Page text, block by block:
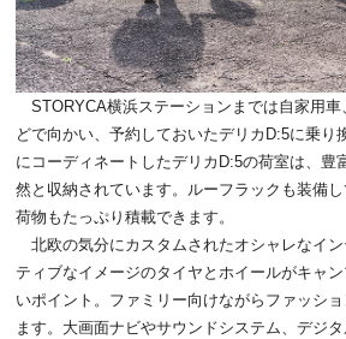
STORYCA横浜ステーションまでは自家用車
どで向かい、予約しておいたデリカD:5に乗り
にコーディネートしたデリカD:5の荷室は、豊
然と収納されています。ルーフラックも装備
荷物もたっぷり積載できます。
北欧の気分にカスタムされたオシャレなイ
ティブなイメージのタイヤとホイールがキャ
いポイント。ファミリー向けながらファッシ
ます。大画面ナビやサウンドシステム、デジ